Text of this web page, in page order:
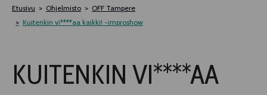
OFF TAMPERE
TAPAHTUMIEN YÖ
Etusivu Ohjelmisto
OFF Tampere
Kuitenkin vi****aa kaikki! -improshow
KUITENKIN VI****AA